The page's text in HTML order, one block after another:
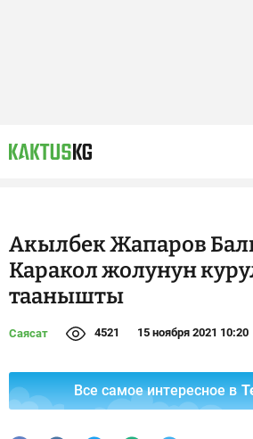
Акылбек Жапаров
Каракол жолунун
таанышты
Саясат 4521 15 ноября 2021 10:20
Все самое интересное в